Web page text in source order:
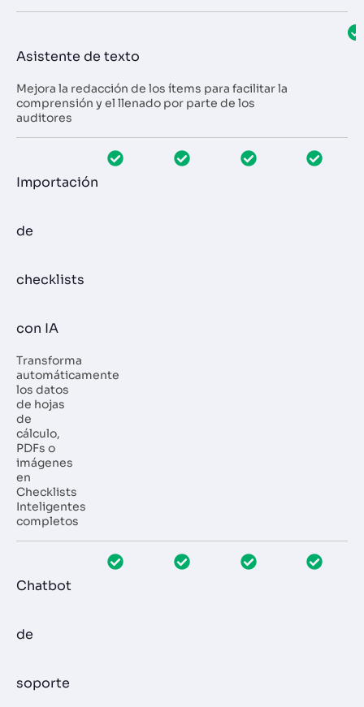
Asistente de texto
Mejora la redacción de los ítems para facilitar la
comprensión y el llenado por parte de los
auditores
Importación
de
checklists
con IA
Transforma
automáticamente
los datos
de hojas
de
cálculo,
PDFs o
imágenes
en
Checklists
Inteligentes
completos
Chatbot
de
soporte